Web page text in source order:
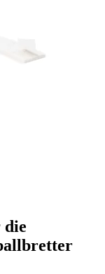
die